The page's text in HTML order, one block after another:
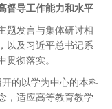
督导工作能力和水平
题发言与集体研讨相
以及习近平总书记系
贯彻落实。
的以学为中心的本科
，适应高等教育教学